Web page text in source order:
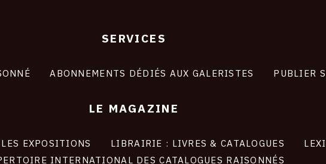
SERVICES
ABONNEMENTS DÉDIÉS AUX GALERISTES PUBLIER
LE MAGAZINE
LES EXPOSITIONS LIBRAIRIE : LIVRES & CATALOGUES
INTERNATIONAL DES CATALOGUES RAISONNÉS